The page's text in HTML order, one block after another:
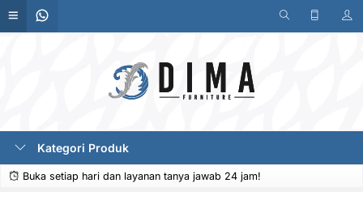
Kategori Produk
Buka setiap hari dan layanan tanya jawab 24 jam!